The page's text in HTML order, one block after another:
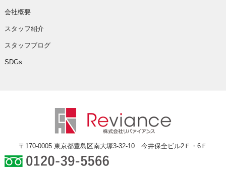
会社概要
スタッフ紹介
スタッフブログ
SDGs
〒170-0005 東京都豊島区南大塚3-32-10 今井保全ビル2Ｆ・6Ｆ